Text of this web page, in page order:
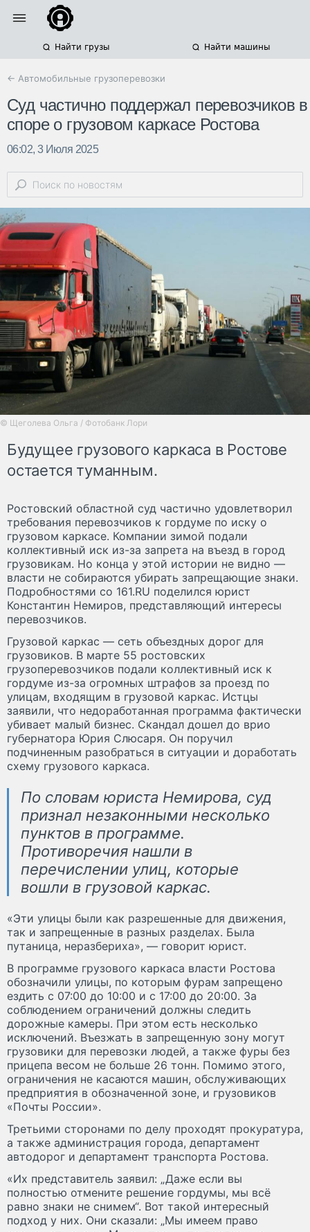
Найти грузы Найти машины
← Автомобильные грузоперевозки
Суд частично поддержал перевозчиков в
споре о грузовом каркасе Ростова
06:02, 3 Июля 2025
© Щеголева Ольга / Фотобанк Лори
Будущее грузового каркаса в Ростове
остается туманным.
Ростовский областной суд частично удовлетворил
требования перевозчиков к гордуме по иску о
грузовом каркасе. Компании зимой подали
коллективный иск из-за запрета на въезд в город
грузовикам. Но конца у этой истории не видно —
власти не собираются убирать запрещающие знаки.
Подробностями со 161.RU поделился юрист
Константин Немиров, представляющий интересы
перевозчиков.
Грузовой каркас — сеть объездных дорог для
грузовиков. В марте 55 ростовских
грузоперевозчиков подали коллективный иск к
гордуме из-за огромных штрафов за проезд по
улицам, входящим в грузовой каркас. Истцы
заявили, что недоработанная программа фактически
убивает малый бизнес. Скандал дошел до врио
губернатора Юрия Слюсаря. Он поручил
подчиненным разобраться в ситуации и доработать
схему грузового каркаса.
По словам юриста Немирова, суд
признал незаконными несколько
пунктов в программе.
Противоречия нашли в
перечислении улиц, которые
вошли в грузовой каркас.
«Эти улицы были как разрешенные для движения,
так и запрещенные в разных разделах. Была
путаница, неразбериха», — говорит юрист.
В программе грузового каркаса власти Ростова
обозначили улицы, по которым фурам запрещено
ездить с 07:00 до 10:00 и с 17:00 до 20:00. За
соблюдением ограничений должны следить
дорожные камеры. При этом есть несколько
исключений. Въезжать в запрещенную зону могут
грузовики для перевозки людей, а также фуры без
прицепа весом не больше 26 тонн. Помимо этого,
ограничения не касаются машин, обслуживающих
предприятия в обозначенной зоне, и грузовиков
«Почты России».
Третьими сторонами по делу проходят прокуратура,
а также администрация города, департамент
автодорог и департамент транспорта Ростова.
«Их представитель заявил: „Даже если вы
полностью отмените решение гордумы, мы всё
равно знаки не снимем“. Вот такой интересный
подход у них. Они сказали: „Мы имеем право